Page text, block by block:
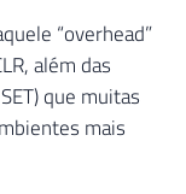
“overhead”
além das
que muitas
mais